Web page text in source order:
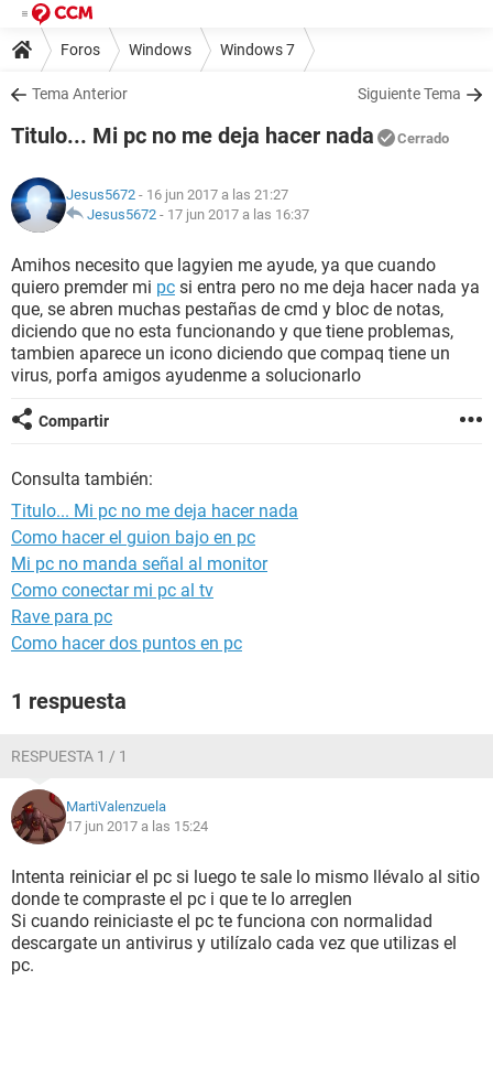
Foros Windows Windows 7
Tema Anterior Siguiente Tema
Titulo... Mi pc no me deja hacer nada Cerrado
Jesus5672 - 16 jun 2017 a las 21:27
Jesus5672 - 17 jun 2017 a las 16:37
Amihos necesito que lagyien me ayude, ya que cuando
quiero premder mi pc si entra pero no me deja hacer nada ya
que, se abren muchas pestañas de cmd y bloc de notas,
diciendo que no esta funcionando y que tiene problemas,
tambien aparece un icono diciendo que compaq tiene un
virus, porfa amigos ayudenme a solucionarlo
Compartir
Consulta también:
Titulo... Mi pc no me deja hacer nada
Como hacer el guion bajo en pc
Mi pc no manda señal al monitor
Como conectar mi pc al tv
Rave para pc
Como hacer dos puntos en pc
1 respuesta
RESPUESTA 1 / 1
MartiValenzuela
17 jun 2017 a las 15:24
Intenta reiniciar el pc si luego te sale lo mismo llévalo al sitio
donde te compraste el pc i que te lo arreglen
Si cuando reiniciaste el pc te funciona con normalidad
descargate un antivirus y utilízalo cada vez que utilizas el
pc.